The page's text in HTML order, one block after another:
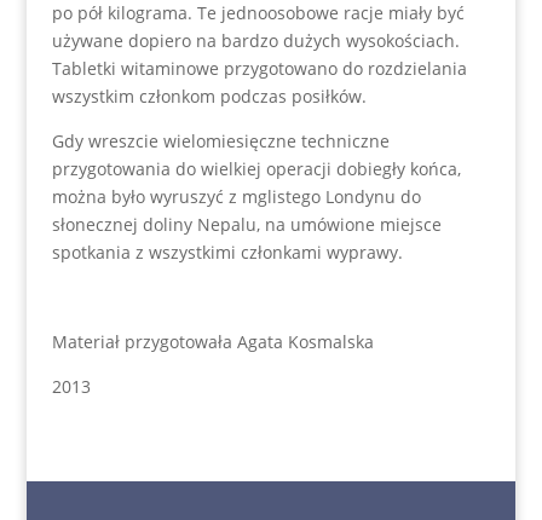
po pół kilograma. Te jednoosobowe racje miały być
używane dopiero na bardzo dużych wysokościach.
Tabletki witaminowe przygotowano do rozdzielania
wszystkim członkom podczas posiłków.
Gdy wreszcie wielomiesięczne techniczne
przygotowania do wielkiej operacji dobiegły końca,
można było wyruszyć z mglistego Londynu do
słonecznej doliny Nepalu, na umówione miejsce
spotkania z wszystkimi członkami wyprawy.
Materiał przygotowała Agata Kosmalska
2013